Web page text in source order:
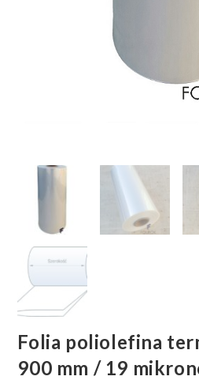
Folia poliolefina
900 mm / 19